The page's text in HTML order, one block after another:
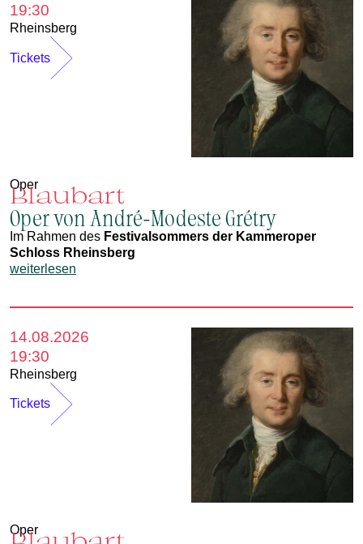
19:30
Rheinsberg
Tickets
Oper
Blaubart
Oper von André-Modeste Grétry
Im Rahmen des Festivalsommers der Kammeroper
Schloss Rheinsberg
weiterlesen
14.08.2026
19:30
Rheinsberg
Tickets
Oper